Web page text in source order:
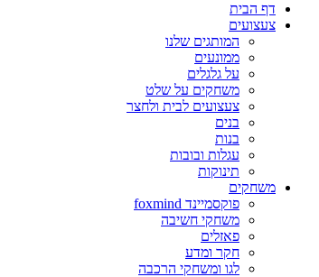
דף הבית
צעצועים
המותגים שלנו
ממונעים
על גלגלים
משחקים על שלט
צעצועים לבית ולחצר
בנים
בנות
עגלות ובובות
תינוקות
משחקים
פוקסמיינד foxmind
משחקי חשיבה
פאזלים
חקר ומדע
לגו ומשחקי הרכבה